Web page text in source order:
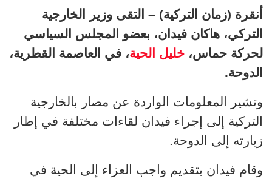
أنقرة (زمان التركية) – التقى وزير الخارجية
التركي، هاكان فيدان، بعضو المجلس السياسي
لحركة حماس، خليل الحية، في العاصمة القطرية،
الدوحة.
وتشير المعلومات الواردة عن مصار بالخارجية
التركية إلى إجراء فيدان لقاءات مختلفة في إطار
زيارته إلى الدوحة.
وقام فيدان بتقديم واجب العزاء إلى الحية في